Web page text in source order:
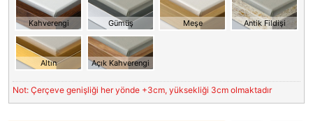
Kahverengi Gümüş Meşe Antik Fildişi
Altın Açık Kahverengi
Not: Çerçeve genişliği her yönde +3cm, yüksekliği 3cm olmaktadır